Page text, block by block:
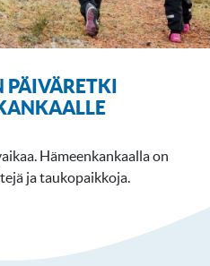
PÄIVÄRETKI
Hämeenkankaalla on
ja taukopaikkoja.